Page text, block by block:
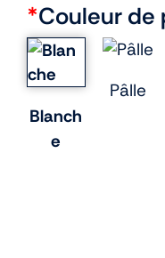
*Couleur de
Blanch
e
Pâlle